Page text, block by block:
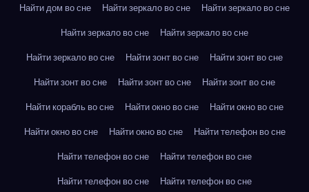
Найти дом во сне
Найти зеркало во сне
Найти зеркало во сне
Найти зеркало во сне
Найти зеркало во сне
Найти зеркало во сне
Найти зонт во сне
Найти зонт во сне
Найти зонт во сне
Найти зонт во сне
Найти зонт во сне
Найти корабль во сне
Найти окно во сне
Найти окно во сне
Найти окно во сне
Найти окно во сне
Найти телефон во сне
Найти телефон во сне
Найти телефон во сне
Найти телефон во сне
Найти телефон во сне